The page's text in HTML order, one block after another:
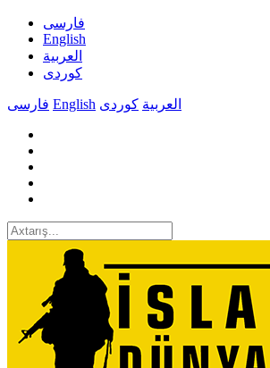
فارسی
English
العربیة
کوردی
فارسی English العربیة کوردی